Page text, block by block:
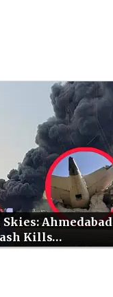
Ahmedabad
Kills…